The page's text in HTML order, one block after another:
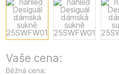
Vaše cena:
Běžná cena: